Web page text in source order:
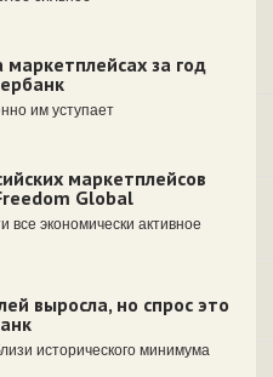
за год
им уступает
маркетплейсов
Global
все экономически активное
выросла, но спрос это
исторического минимума